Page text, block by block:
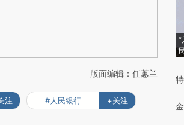
版面编辑：任蕙兰
注 #人民银行 +关注
“